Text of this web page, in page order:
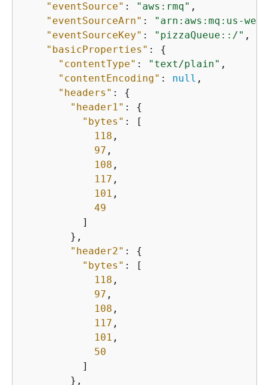
"eventSource" : "aws:rmq" ,
"eventSourceArn" :
"arn:aws:mq:us-
"eventSourceKey" : "pizzaQueue::/" ,
"basicProperties" : {
"contentType" : "text/plain" ,
"contentEncoding" : null ,
"headers" : {
"header1" : {
"bytes" : [
118 ,
97 ,
108 ,
117 ,
101 ,
49
          ]
        },
"header2" : {
"bytes" : [
118 ,
97 ,
108 ,
117 ,
101 ,
50
          ]
        },